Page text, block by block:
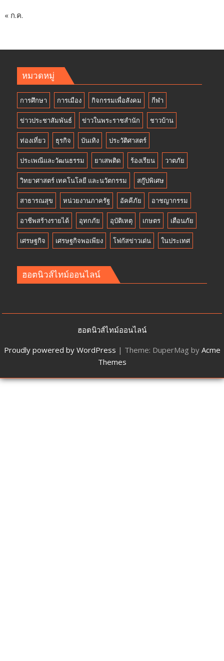
« ก.ค.
หมวดหมู่
การศึกษา การเมือง กิจกรรมเพื่อสังคม กีฬา
ข่าวประชาสัมพันธ์ ข่าวในพระราชสำนัก ชาวบ้าน
ท่องเที่ยว ธุรกิจ บันเทิง ประวัติศาสตร์
ประเพณีและวัฒนธรรม ยาเสพติด ร้องเรียน วาตภัย
วิทยาศาสตร์ เทคโนโลยี และนวัตกรรม สกู๊ปพิเศษ
สาธารณสุข หน่วยงานภาครัฐ อัคคีภัย อาชญากรรม
อาชีพสร้างรายได้ อุทกภัย อุบัติเหตุ เกษตร เตือนภัย
เศรษฐกิจ เศรษฐกิจพอเพียง โฟกัสข่าวเด่น ในประเทศ
ฮอตนิวส์ไทม์ออนไลน์
ฮอตนิวส์ไทม์ออนไลน์
Proudly powered by WordPress | Theme: DuperMag by Acme
Themes